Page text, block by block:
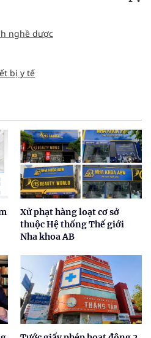
nghề dược
bị y tế
Xử phạt hàng loạt cơ sở
thuộc Hệ thống Thế giới
Nha khoa AB